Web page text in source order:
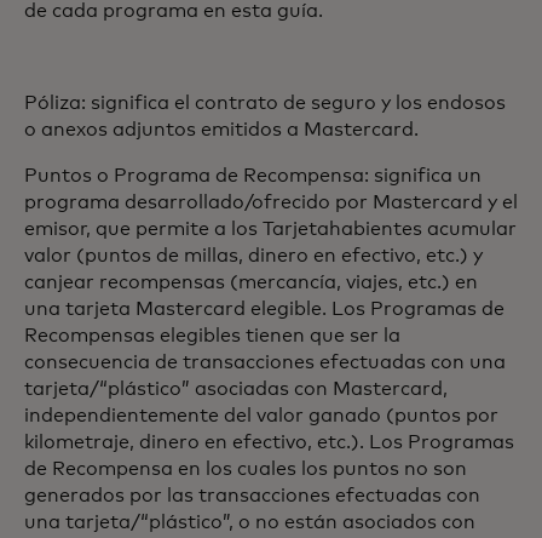
de cada programa en esta guía.
Póliza: significa el contrato de seguro y los endosos
o anexos adjuntos emitidos a Mastercard.
Puntos o Programa de Recompensa: significa un
programa desarrollado/ofrecido por Mastercard y el
emisor, que permite a los Tarjetahabientes acumular
valor (puntos de millas, dinero en efectivo, etc.) y
canjear recompensas (mercancía, viajes, etc.) en
una tarjeta Mastercard elegible. Los Programas de
Recompensas elegibles tienen que ser la
consecuencia de transacciones efectuadas con una
tarjeta/“plástico” asociadas con Mastercard,
independientemente del valor ganado (puntos por
kilometraje, dinero en efectivo, etc.). Los Programas
de Recompensa en los cuales los puntos no son
generados por las transacciones efectuadas con
una tarjeta/“plástico”, o no están asociados con